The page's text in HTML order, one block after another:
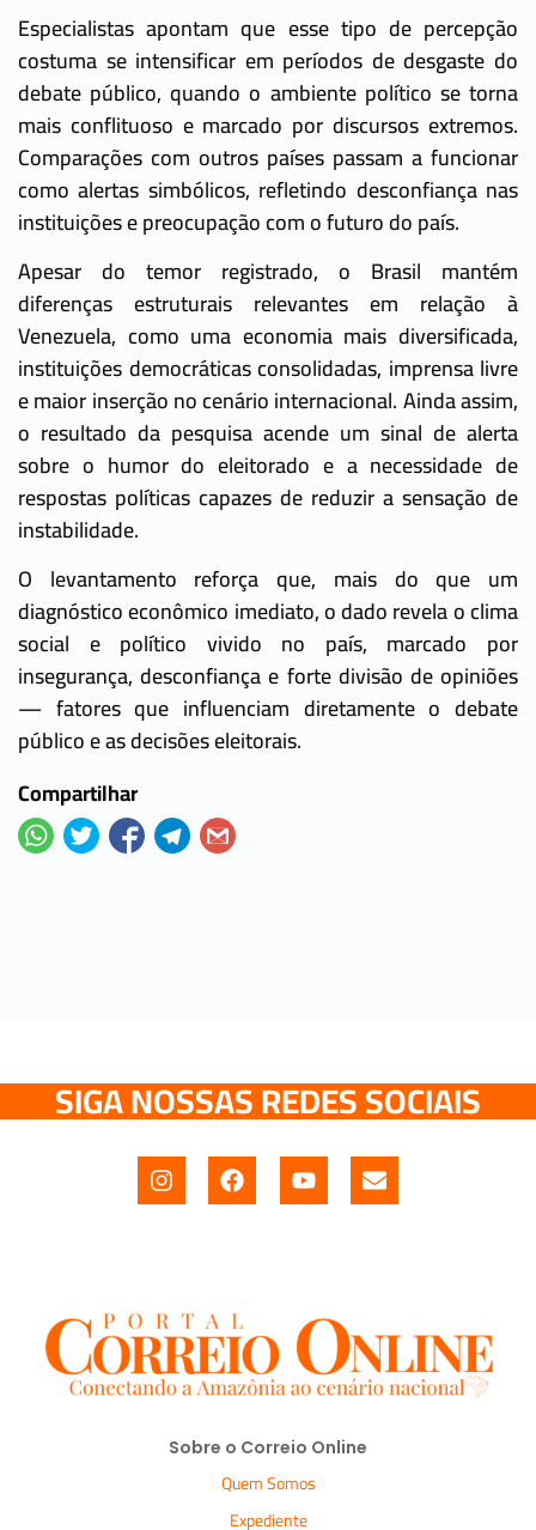
Especialistas apontam que esse tipo de percepção
costuma se intensificar em períodos de desgaste do
debate público, quando o ambiente político se torna
mais conflituoso e marcado por discursos extremos.
Comparações com outros países passam a funcionar
como alertas simbólicos, refletindo desconfiança nas
instituições e preocupação com o futuro do país.
Apesar do temor registrado, o Brasil mantém
diferenças estruturais relevantes em relação à
Venezuela, como uma economia mais diversificada,
instituições democráticas consolidadas, imprensa livre
e maior inserção no cenário internacional. Ainda assim,
o resultado da pesquisa acende um sinal de alerta
sobre o humor do eleitorado e a necessidade de
respostas políticas capazes de reduzir a sensação de
instabilidade.
O levantamento reforça que, mais do que um
diagnóstico econômico imediato, o dado revela o clima
social e político vivido no país, marcado por
insegurança, desconfiança e forte divisão de opiniões
— fatores que influenciam diretamente o debate
público e as decisões eleitorais.
Compartilhar
SIGA NOSSAS REDES SOCIAIS
Sobre o Correio Online
Quem Somos
Expediente